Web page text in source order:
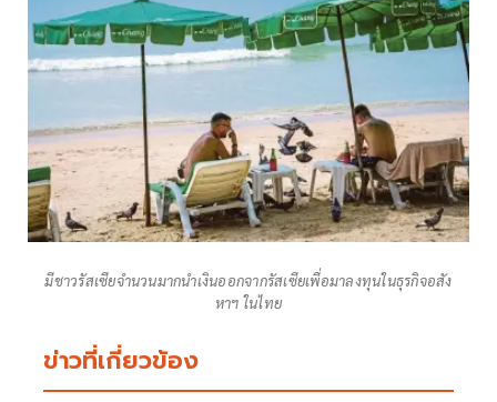
มีชาวรัสเซียจำนวนมากนำเงินออกจากรัสเซียเพื่อมาลงทุนในธุรกิจอสัง
หาฯ ในไทย
ข่าวที่เกี่ยวข้อง